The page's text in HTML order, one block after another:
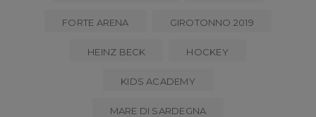
FORTE ARENA GIROTONNO 2019
HEINZ BECK HOCKEY
KIDS ACADEMY
MARE DI SARDEGNA